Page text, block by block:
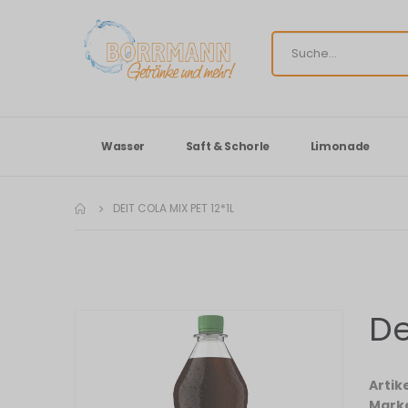
Wasser Saft & Schorle Limonade
DEIT COLA MIX PET 12*1L